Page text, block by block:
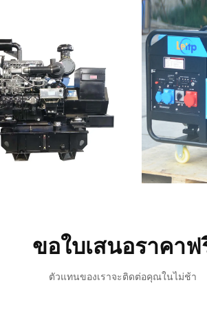
ขอใบเสนอราคาฟ
ตัวแทนของเราจะติดต่อคุณในไม่ช้า